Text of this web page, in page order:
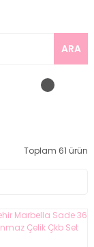
ARA
Toplam 61 ürün